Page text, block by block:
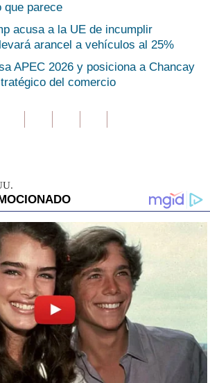
que parece
acusa a la UE de incumplir
arancel a vehículos al 25%
APEC 2026 y posiciona a Chancay
del comercio